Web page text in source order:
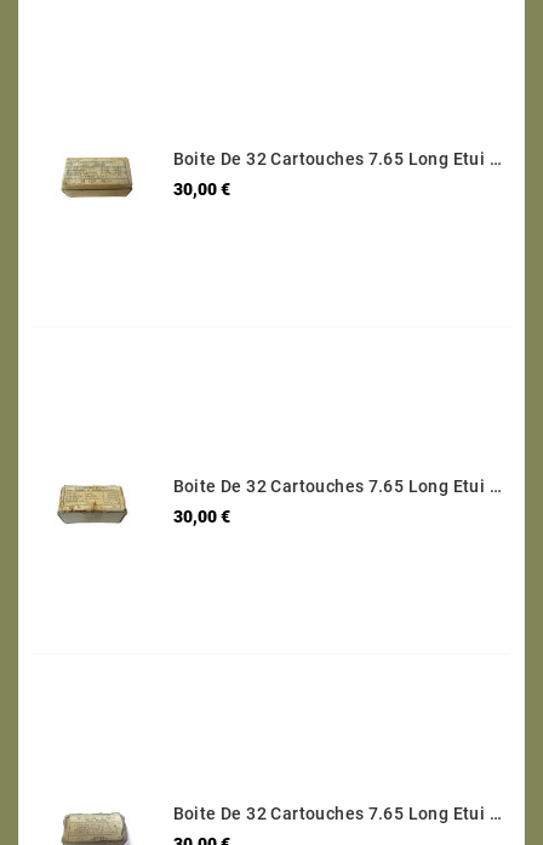
Boite De 32 Cartouches 7.65 Long Etui Laiton Categorie B Ref 95
30,00 €Prix
Boite De 32 Cartouches 7.65 Long Etui Laiton Categorie B Ref 30
30,00 €Prix
Boite De 32 Cartouches 7.65 Long Etui Laiton Categorie B Ref 600